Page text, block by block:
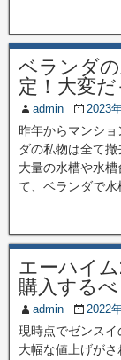
ベランダ
定！大変だ
admin 2023
昨年からマンシ
ダの私物は全て
大量の水槽や水
て、ベランダで
エーハイ
購入するべ
admin 2022
現時点でゼンス
大幅な値上げが